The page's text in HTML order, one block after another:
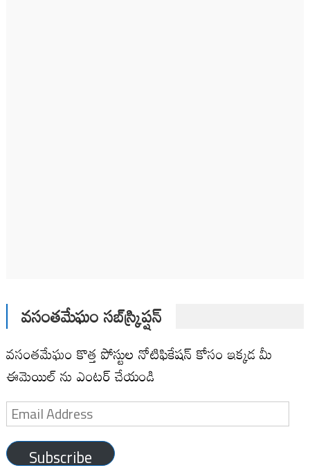
వసంతమేఘం సబ్‌స్క్రిప్షన్
వసంతమేఘం కొత్త పోస్టుల నోటిఫికేషన్ కోసం ఇక్కడ మీ
ఈమెయిల్ ను ఎంటర్ చేయండి
Email
Address
Subscribe